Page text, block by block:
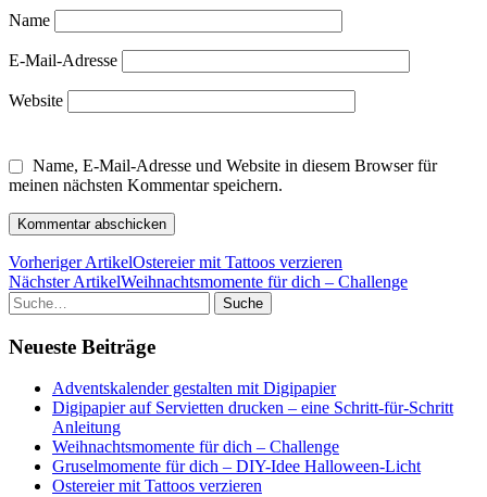
Name
E-Mail-Adresse
Website
Name, E-Mail-Adresse und Website in diesem Browser für
meinen nächsten Kommentar speichern.
Vorheriger ArtikelOstereier mit Tattoos verzieren
Nächster ArtikelWeihnachtsmomente für dich – Challenge
Suche
Neueste Beiträge
Adventskalender gestalten mit Digipapier
Digipapier auf Servietten drucken – eine Schritt-für-Schritt
Anleitung
Weihnachtsmomente für dich – Challenge
Gruselmomente für dich – DIY-Idee Halloween-Licht
Ostereier mit Tattoos verzieren